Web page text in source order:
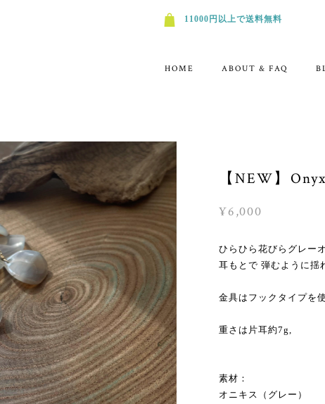
11000円以上で送料無料
HOME ABOUT & FAQ
【NEW】
¥6,000
ひらひら花びらグレー
耳もとで 弾むように揺
金具はフックタイプを
重さは片耳約7g,
素材：
オニキス（グレー）